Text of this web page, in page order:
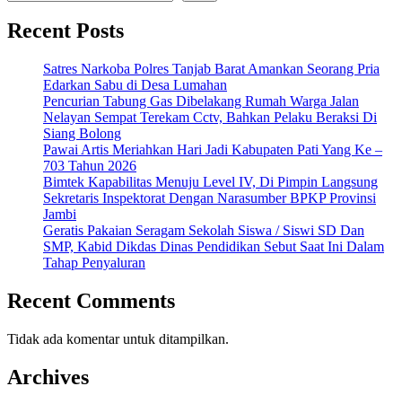
Recent Posts
Satres Narkoba Polres Tanjab Barat Amankan Seorang Pria
Edarkan Sabu di Desa Lumahan
Pencurian Tabung Gas Dibelakang Rumah Warga Jalan
Nelayan Sempat Terekam Cctv, Bahkan Pelaku Beraksi Di
Siang Bolong
Pawai Artis Meriahkan Hari Jadi Kabupaten Pati Yang Ke –
703 Tahun 2026
Bimtek Kapabilitas Menuju Level IV, Di Pimpin Langsung
Sekretaris Inspektorat Dengan Narasumber BPKP Provinsi
Jambi
Geratis Pakaian Seragam Sekolah Siswa / Siswi SD Dan
SMP, Kabid Dikdas Dinas Pendidikan Sebut Saat Ini Dalam
Tahap Penyaluran
Recent Comments
Tidak ada komentar untuk ditampilkan.
Archives